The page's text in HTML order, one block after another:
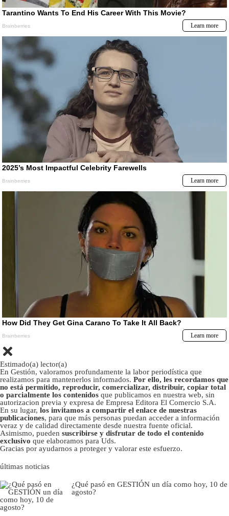
Estimado(a) lector(a)
En Gestión, valoramos profundamente la labor periodística que
realizamos para mantenerlos informados. Por ello, les recordamos que
no está permitido, reproducir, comercializar, distribuir, copiar total
o parcialmente los contenidos que publicamos en nuestra web, sin
autorizacion previa y expresa de Empresa Editora El Comercio S.A.
En su lugar, los invitamos a compartir el enlace de nuestras
publicaciones, para que más personas puedan acceder a información
veraz y de calidad directamente desde nuestra fuente oficial.
Asimismo, pueden suscribirse y disfrutar de todo el contenido
exclusivo que elaboramos para Uds.
Gracias por ayudarnos a proteger y valorar este esfuerzo.
últimas noticias
¿Qué pasó en GESTIÓN un día como hoy, 10 de
agosto?